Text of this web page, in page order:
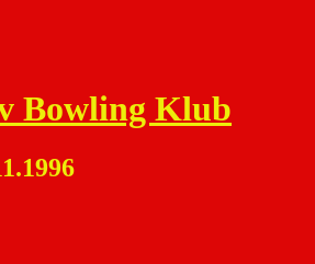
Bowling Klub